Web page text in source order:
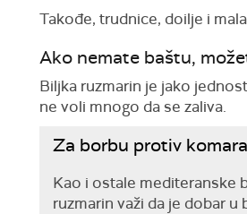
Takođe, trudnice, doilje i
Ako nemate baštu,
Biljka ruzmarin je jako
ne voli mnogo da se zaliva.
Za borbu protiv
Kao i ostale mediteranske
ruzmarin važi da je dobar